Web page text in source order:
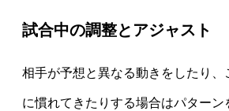
試合中の調整とアジャスト
相手が予想と異なる動きをしたり、
に慣れてきたりする場合はパターン